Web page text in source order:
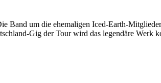
Band um die ehemaligen Iced-Earth-
Gig der Tour wird das legendäre Werk